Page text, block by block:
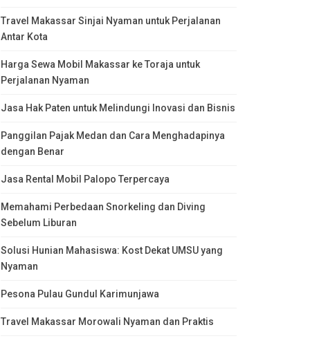
Travel Makassar Sinjai Nyaman untuk Perjalanan
Antar Kota
Harga Sewa Mobil Makassar ke Toraja untuk
Perjalanan Nyaman
Jasa Hak Paten untuk Melindungi Inovasi dan Bisnis
Panggilan Pajak Medan dan Cara Menghadapinya
dengan Benar
Jasa Rental Mobil Palopo Terpercaya
Memahami Perbedaan Snorkeling dan Diving
Sebelum Liburan
Solusi Hunian Mahasiswa: Kost Dekat UMSU yang
Nyaman
Pesona Pulau Gundul Karimunjawa
Travel Makassar Morowali Nyaman dan Praktis